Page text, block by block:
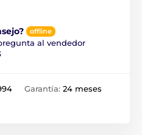
offline
al vendedor
Garantía: 24 meses